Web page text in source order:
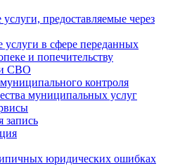
предоставляемые через
услуги в сфере переданных
и попечительству
СВО
контроля
муниципальных услуг
запись
юридических ошибках